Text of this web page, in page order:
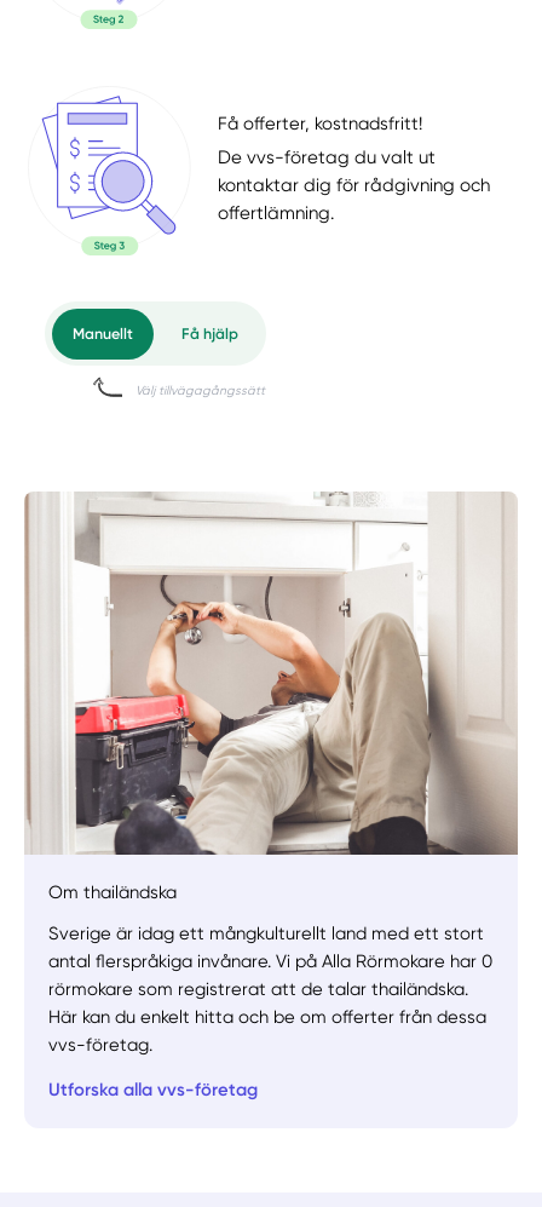
Få offerter, kostnadsfritt!
De vvs-företag du valt ut
kontaktar dig för rådgivning och
offertlämning.
Manuellt Få hjälp
Om thailändska
Sverige är idag ett mångkulturellt land med ett stort
antal flerspråkiga invånare. Vi på Alla Rörmokare har 0
rörmokare som registrerat att de talar thailändska.
Här kan du enkelt hitta och be om offerter från dessa
vvs-företag.
Utforska alla vvs-företag